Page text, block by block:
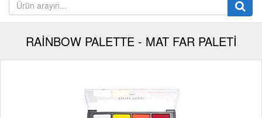
RAİNBOW PALETTE - MAT FAR PALETİ